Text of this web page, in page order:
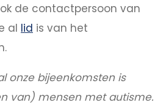
de contactpersoon van
al lid is van het
onze bijeenkomsten is
van) mensen met autisme.